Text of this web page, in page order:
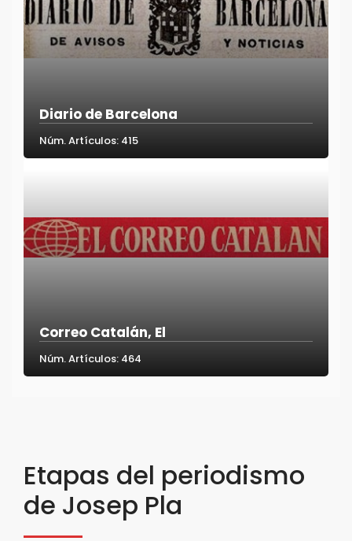
Diario de Barcelona
Núm. Artículos: 415
Correo Catalán, El
Núm. Artículos: 464
Etapas del periodismo
de Josep Pla